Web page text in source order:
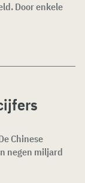
Door enkele
Chinese
negen miljard